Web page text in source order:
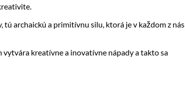
archaickú a primitívnu silu, ktorá je v každom z nás
kreatívne a inovatívne nápady a takto sa